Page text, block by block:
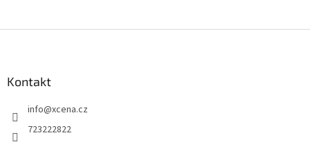
Kontakt
info@xcena.cz
723222822